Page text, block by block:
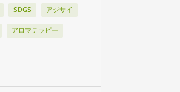
SDGS アジサイ
アロマテラピー